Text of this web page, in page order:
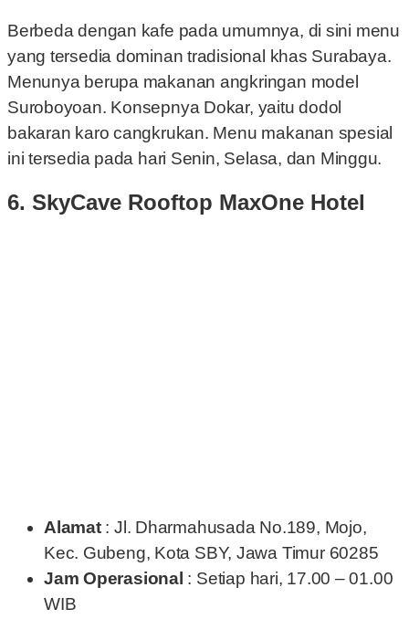
Berbeda dengan kafe pada umumnya, di sini menu
yang tersedia dominan tradisional khas Surabaya.
Menunya berupa makanan angkringan model
Suroboyoan. Konsepnya Dokar, yaitu dodol
bakaran karo cangkrukan. Menu makanan spesial
ini tersedia pada hari Senin, Selasa, dan Minggu.
6. SkyCave Rooftop MaxOne Hotel
Alamat : Jl. Dharmahusada No.189, Mojo,
Kec. Gubeng, Kota SBY, Jawa Timur 60285
Jam Operasional : Setiap hari, 17.00 – 01.00
WIB